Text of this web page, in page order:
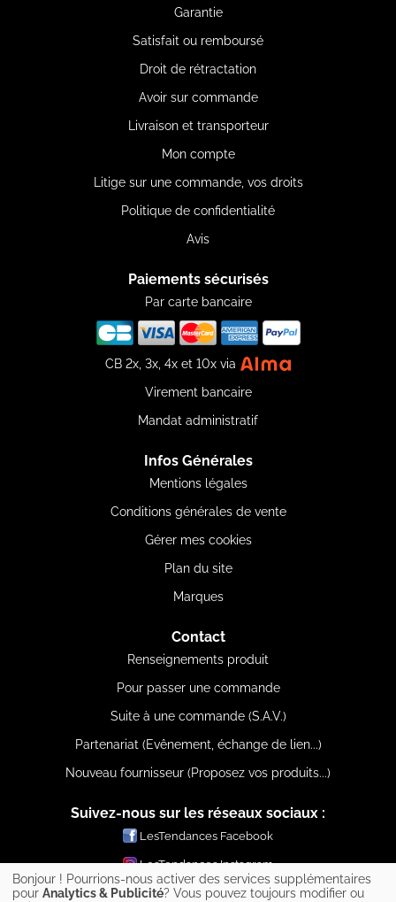
Garantie
Satisfait ou remboursé
Droit de rétractation
Avoir sur commande
Livraison et transporteur
Mon compte
Litige sur une commande, vos droits
Politique de confidentialité
Avis
Paiements sécurisés
Par carte bancaire
CB 2x, 3x, 4x et 10x via
Virement bancaire
Mandat administratif
Infos Générales
Mentions légales
Conditions générales de vente
Gérer mes cookies
Plan du site
Marques
Contact
Renseignements produit
Pour passer une commande
Suite à une commande (S.A.V.)
Partenariat (Evênement, échange de lien...)
Nouveau fournisseur (Proposez vos produits...)
Suivez-nous sur les réseaux sociaux :
LesTendances Facebook
LesTendances Instagram
LesTendances Pinterest
Bonjour ! Pourrions-nous activer des services supplémentaires
pour Analytics & Publicité? Vous pouvez toujours modifier ou